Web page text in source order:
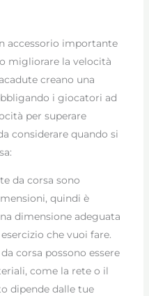
accessorio importante
migliorare la velocità
creano una
i giocatori ad
per superare
considerare quando si
da corsa sono
quindi è
dimensione adeguata
che vuoi fare.
corsa possono essere
come la rete o il
dipende dalle tue